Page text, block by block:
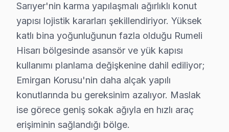
520+ JVC TV tamiri
· Müşteri memnuniyeti%97
· Ortalama tamir süresi: 2–3 iş günü
· Tüm işlemler2 yıl garantili
Bu sayfayla ilgili hizmet sayfaları:
↑ JVC Servis Ana Sayfası
↑ Sarıyer TV Servis Merkezi
Sarıyer'nin karma yapılaşmalı ağırlıklı konut
yapısı lojistik kararları şekillendiriyor. Yüksek
katlı bina yoğunluğunun fazla olduğu Rumeli
Hisarı bölgesinde asansör ve yük kapısı
kullanımı planlama değişkenine dahil ediliyor;
Emirgan Korusu'nin daha alçak yapılı
konutlarında bu gereksinim azalıyor. Maslak
ise görece geniş sokak ağıyla en hızlı araç
erişiminin sağlandığı bölge.